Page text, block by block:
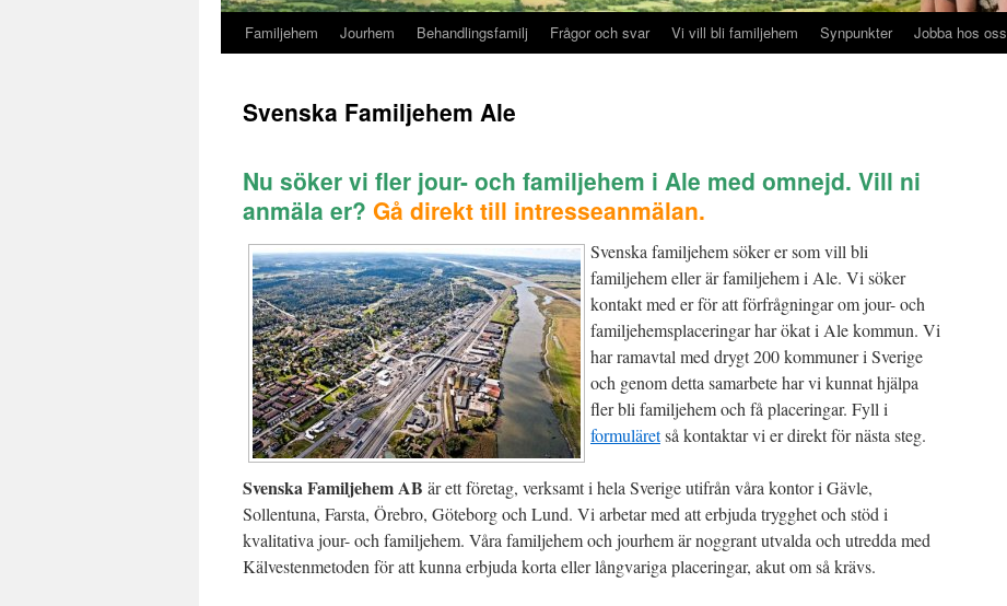
Familjehem Jourhem Behandlingsfamilj Frågor och svar Vi vill bli familjehem Synpunkter Jobba hos oss
Svenska Familjehem Ale
Nu söker vi fler jour- och familjehem i Ale med omnejd. Vill ni
anmäla er? Gå direkt till intresseanmälan.
Svenska familjehem söker er som vill bli
familjehem eller är familjehem i Ale. Vi söker
kontakt med er för att förfrågningar om jour- och
familjehemsplaceringar har ökat i Ale kommun. Vi
har ramavtal med drygt 200 kommuner i Sverige
och genom detta samarbete har vi kunnat hjälpa
fler bli familjehem och få placeringar. Fyll i
formuläretså kontaktar vi er direkt för nästa steg.
Svenska Familjehem AB är ett företag, verksamt i hela Sverige utifrån våra kontor i Gävle,
Sollentuna, Farsta, Örebro, Göteborg och Lund. Vi arbetar med att erbjuda trygghet och stöd i
kvalitativa jour- och familjehem. Våra familjehem och jourhem är noggrant utvalda och utredda med
Kälvestenmetoden för att kunna erbjuda korta eller långvariga placeringar, akut om så krävs.